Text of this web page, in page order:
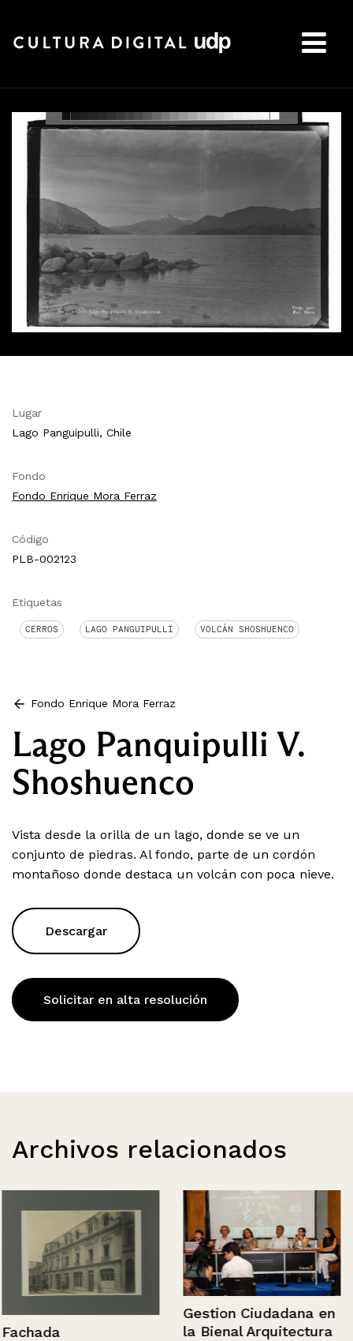
Lugar
Lago Panguipulli, Chile
Fondo
Fondo Enrique Mora Ferraz
Código
PLB-002123
Etiquetas
CERROS LAGO PANGUIPULLI VOLCÁN SHOSHUENCO
Fondo Enrique Mora Ferraz
Lago Panquipulli V.
Shoshuenco
Vista desde la orilla de un lago, donde se ve un
conjunto de piedras. Al fondo, parte de un cordón
montañoso donde destaca un volcán con poca nieve.
Descargar
Solicitar en alta resolución
Archivos relacionados
Fachada
Gestion Ciudadana en
la Bienal Arquitectura